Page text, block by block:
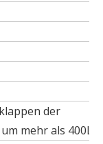
der
mehr als 400L)